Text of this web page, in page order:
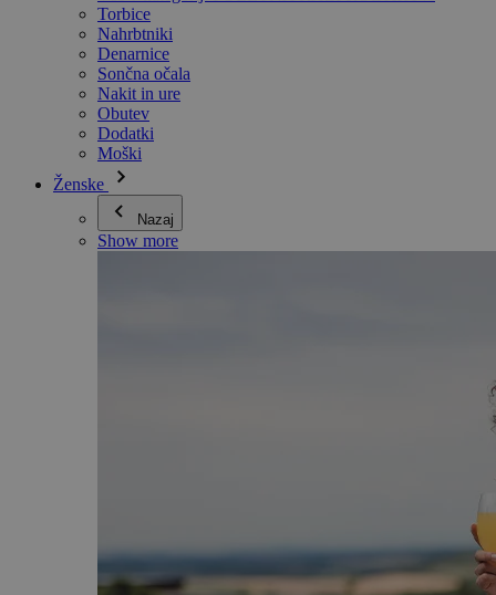
Torbice
Nahrbtniki
Denarnice
Sončna očala
Nakit in ure
Obutev
Dodatki
Moški
Ženske
Nazaj
Show more